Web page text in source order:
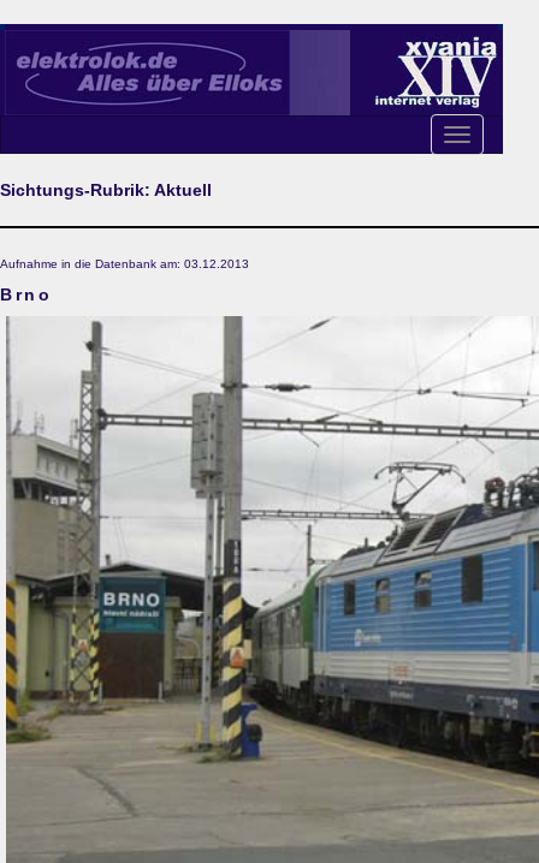
Toggle
navigation
Sichtungs-Rubrik: Aktuell
Aufnahme in die Datenbank am: 03.12.2013
Brno